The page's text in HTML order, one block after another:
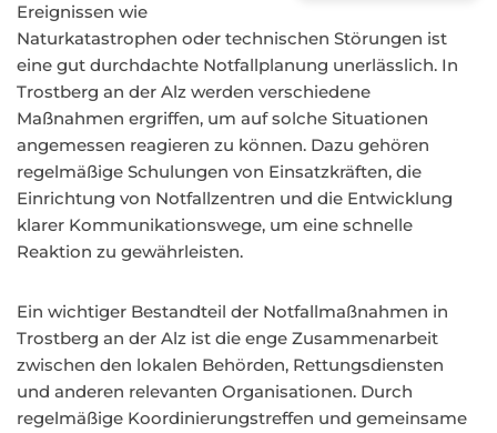
Ereignissen wie
Naturkatastrophen oder technischen Störungen ist
eine gut durchdachte Notfallplanung unerlässlich. In
Trostberg an der Alz werden verschiedene
Maßnahmen ergriffen, um auf solche Situationen
angemessen reagieren zu können. Dazu gehören
regelmäßige Schulungen von Einsatzkräften, die
Einrichtung von Notfallzentren und die Entwicklung
klarer Kommunikationswege, um eine schnelle
Reaktion zu gewährleisten.
Ein wichtiger Bestandteil der Notfallmaßnahmen in
Trostberg an der Alz ist die enge Zusammenarbeit
zwischen den lokalen Behörden, Rettungsdiensten
und anderen relevanten Organisationen. Durch
regelmäßige Koordinierungstreffen und gemeinsame